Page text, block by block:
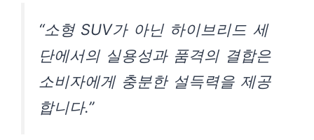
“소형 SUV가 아닌 하이브리드 세
단에서의 실용성과 품격의 결합은
소비자에게 충분한 설득력을 제공
합니다.”